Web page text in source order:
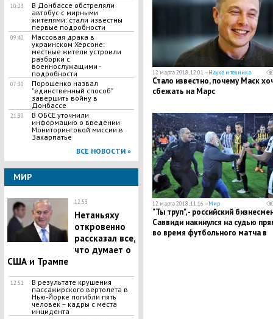
10:23
В Донбассе обстреляли
автобус с мирными
жителями: стали известны
первые подробности
09:40
Массовая драка в
украинском Херсоне:
местные жители устроили
разборки с
военнослужащими -
подробности
07:30
Порошенко назвал
"единственный способ"
завершить войну в
Донбассе
21:30
В ОБСЕ уточнили
информацию о введении
Мониторинговой миссии в
Закарпатье
ВСЕ НОВОСТИ »
МИР
12:53
Нетаньяху
откровенно
рассказал все,
что думает о
США и Трампе
12:51
​В результате крушения
пассажирского вертолета в
Нью-Йорке погибли пять
человек – кадры с места
инцидента
12 марта 2018, 12:01 —Наука и техника
Стало известно, почему Маск
сбежать на Марс
12 марта 2018, 11:16 —Мир
"Ты труп", - российский
Саввиди накинулся на судью
во время футбольного матча в